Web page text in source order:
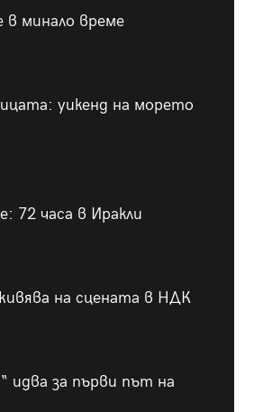
минало време
уикенд на морето
72 часа в Иракли
на сцената в НДК
идва за първи път на